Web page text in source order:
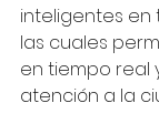
inteligentes en
las cuales
en tiempo real
atención a la